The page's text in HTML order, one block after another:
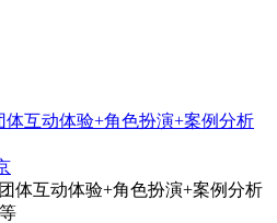
体互动体验+角色扮演+案例分析